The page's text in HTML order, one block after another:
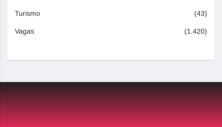
Turismo (43)
Vagas (1.420)